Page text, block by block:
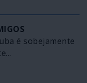
é sobejamente